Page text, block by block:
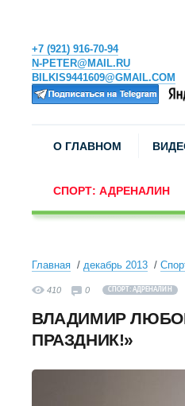
+7 (921) 916-70-94
N-PETER@MAIL.RU
BILKIS9441609@GMAIL.COM
О ГЛАВНОМ
СПОРТ: АДРЕНАЛИН
Главная декабрь 2013
410 0 СПОРТ: АДРЕНАЛИН
ВЛАДИМИР
ПРАЗДНИК!»